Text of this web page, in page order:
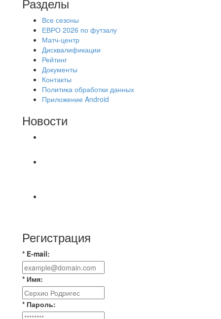
Все сезоны
ЕВРО 2026 по футзалу
Матч-центр
Дисквалификации
Рейтинг
Документы
Контакты
Политика обработки данных
Приложение Android
Новости
Регистрация
* E-mail:
* Имя:
* Пароль: